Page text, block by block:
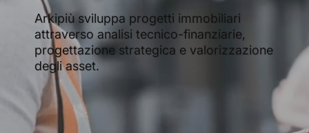
Arkipiù sviluppa progetti immobiliari
attraverso analisi tecnico-finanziarie,
progettazione strategica e valorizzazione
degli asset.